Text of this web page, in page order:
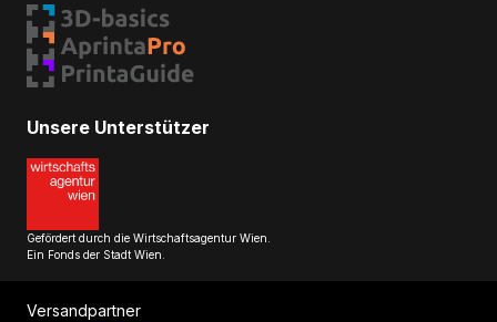
Unsere Unterstützer
Gefördert durch die Wirtschaftsagentur Wien.
Ein Fonds der Stadt Wien.
Versandpartner